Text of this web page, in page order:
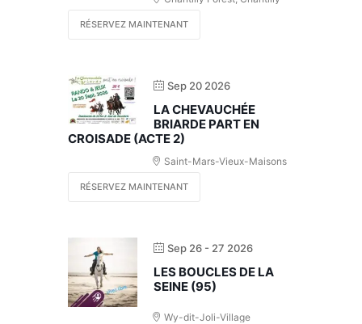
RÉSERVEZ MAINTENANT
Sep 20 2026
LA CHEVAUCHÉE
BRIARDE PART EN
CROISADE (ACTE 2)
Saint-Mars-Vieux-Maisons
RÉSERVEZ MAINTENANT
Sep 26 - 27 2026
LES BOUCLES DE LA
SEINE (95)
Wy-dit-Joli-Village